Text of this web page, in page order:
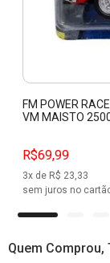
FM POWER
VM MAISTO
R$69,99
3x de R$ 23,33
sem juros no
Quem Comprou,